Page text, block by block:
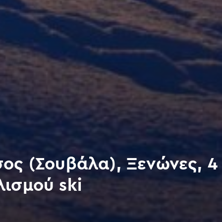
(Σουβάλα), Ξενώνες,
ski